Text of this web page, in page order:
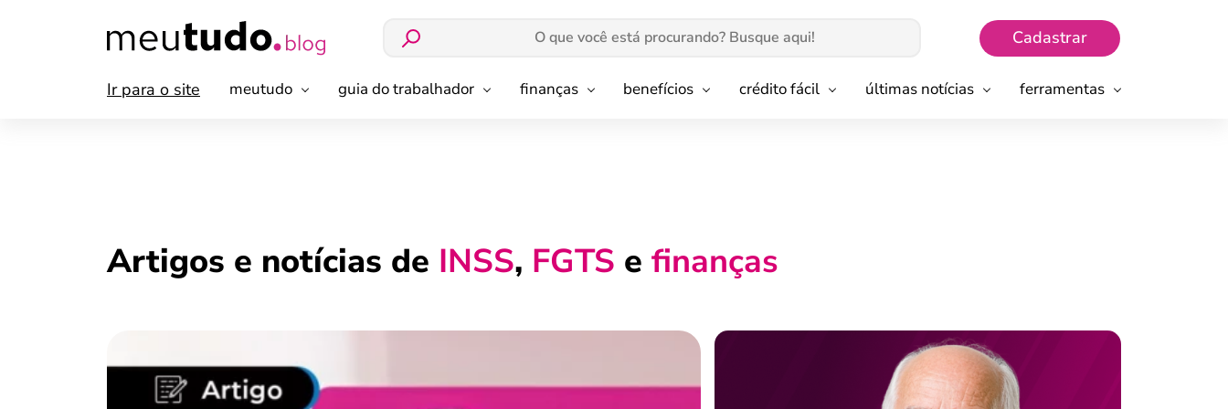
Cadastrar
Ir para o site meutudo guia do trabalhador finanças benefícios crédito fácil últimas notícias ferramentas
Artigos e notícias de INSS, FGTS e finanças